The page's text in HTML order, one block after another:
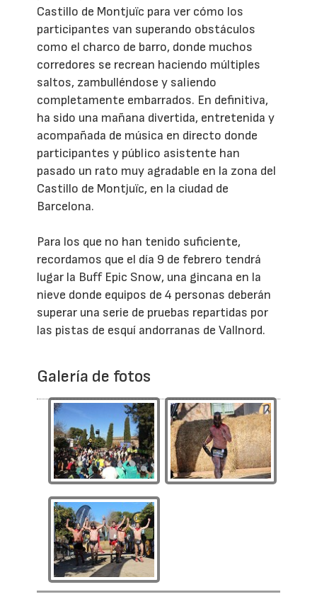
Castillo de Montjuïc para ver cómo los
participantes van superando obstáculos
como el charco de barro, donde muchos
corredores se recrean haciendo múltiples
saltos, zambulléndose y saliendo
completamente embarrados. En definitiva,
ha sido una mañana divertida, entretenida y
acompañada de música en directo donde
participantes y público asistente han
pasado un rato muy agradable en la zona del
Castillo de Montjuïc, en la ciudad de
Barcelona.
Para los que no han tenido suficiente,
recordamos que el día 9 de febrero tendrá
lugar la Buff Epic Snow, una gincana en la
nieve donde equipos de 4 personas deberán
superar una serie de pruebas repartidas por
las pistas de esquí andorranas de Vallnord.
Galería de fotos